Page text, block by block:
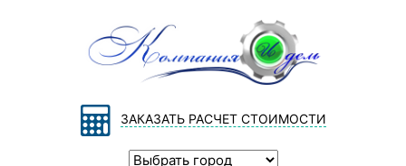
ЗАКАЗАТЬ РАСЧЕТ СТОИМОСТИ